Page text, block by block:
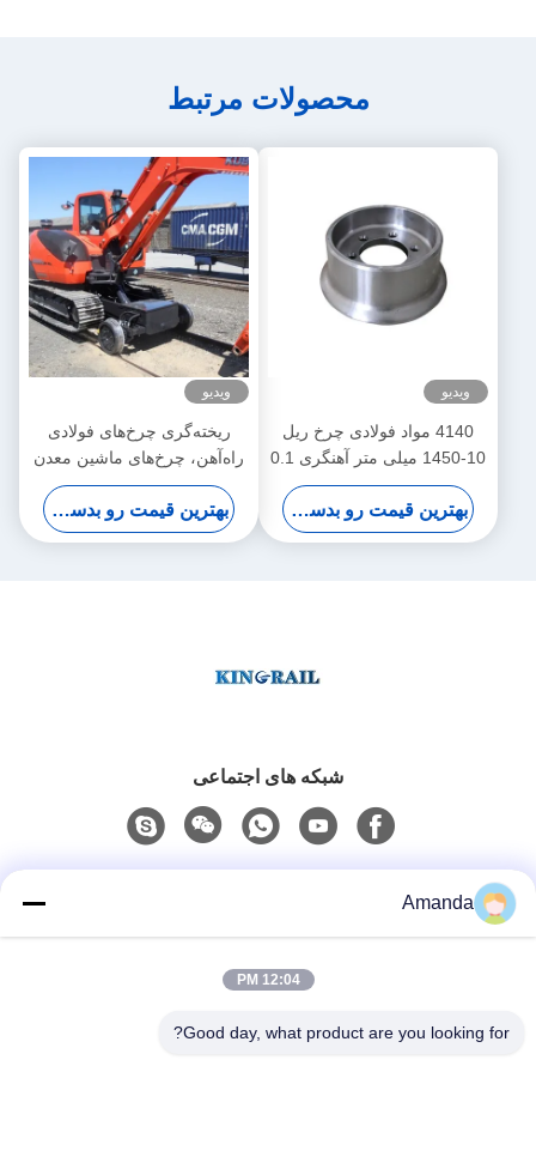
محصولات مرتبط
ویدیو
4140 مواد فولادی چرخ ریل
10-1450 میلی متر آهنگری 0.1
میلی متر تحمل
بهترین قیمت رو بدست بیار
ویدیو
ریخته‌گری چرخ‌های فولادی
راه‌آهن، چرخ‌های ماشین معدن
ODM 150-560HB سختی
بهترین قیمت رو بدست بیار
شبکه های اجتماعی
0086-15556982932
Amanda
12:04 PM
Good day, what product are you looking for?